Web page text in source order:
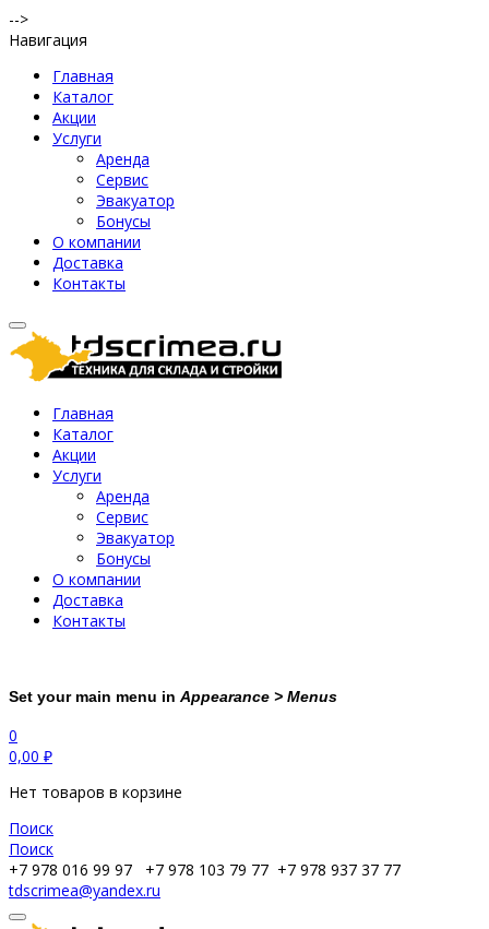
-->
Навигация
Главная
Каталог
Акции
Услуги
Аренда
Сервис
Эвакуатор
Бонусы
О компании
Доставка
Контакты
Главная
Каталог
Акции
Услуги
Аренда
Сервис
Эвакуатор
Бонусы
О компании
Доставка
Контакты
Set your main menu in Appearance > Menus
0
0,00 ₽
Нет товаров в корзине
Поиск
Поиск
+7 978 016 99 97
+7 978 103 79 77 +7 978 937 37 77
tdscrimea@yandex.ru